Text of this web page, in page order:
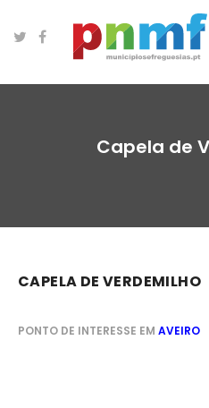
Capela de
CAPELA DE VERDEMILHO
PONTO DE INTERESSE EM AVEIRO